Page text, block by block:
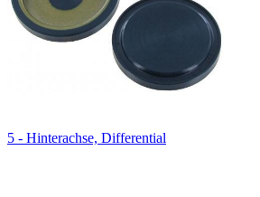
5 - Hinterachse, Differential